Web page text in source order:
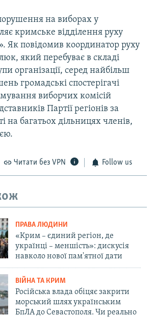
на виборах у
кримське відділення руху
Як повідомив координатор руху
який перебуває в складі
організації, серед найбільш
громадські спостерігачі
виборчих комісій
Партії регіонів за
на багатьох дільницях членів,
Читати без VPN Follow us
ПРАВА ЛЮДИНИ
«Крим – єдиний регіон, де
українці – меншість»: дискусія
навколо нової пам'ятної дати
ВІЙНА ТА КРИМ
Російська влада обіцяє закрити
морський шлях українським
БпЛА до Севастополя. Чи реально